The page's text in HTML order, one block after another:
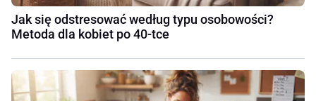
Jak się odstresować według typu osobowości?
Metoda dla kobiet po 40-tce